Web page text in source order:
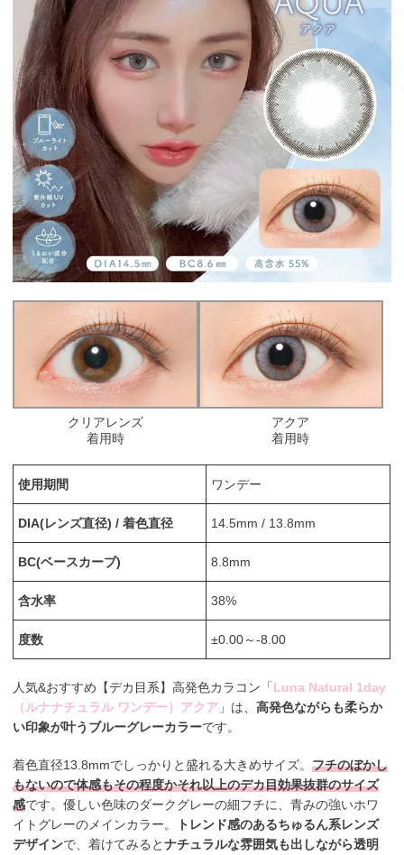
クリアレンズ
着用時
アクア
着用時
使用期間 ワンデー
DIA(レンズ直径) / 着色直径 14.5mm / 13.8mm
BC(ベースカーブ) 8.8mm
含水率 38%
度数 ±0.00～-8.00
人気&おすすめ【デカ目系】高発色カラコン「Luna Natural 1day
（ルナナチュラル ワンデー）アクア 」は、高発色ながらも柔らか
い印象が叶うブルーグレーカラーです。
着色直径13.8mmでしっかりと盛れる大きめサイズ。フチのぼかし
もないので体感もその程度かそれ以上のデカ目効果抜群のサイズ
感です。優しい色味のダークグレーの細フチに、青みの強いホワ
イトグレーのメインカラー。
トレンド感のあるちゅるん系レンズ
デザインで、着けてみるとナチュラルな雰囲気も出しながら透明